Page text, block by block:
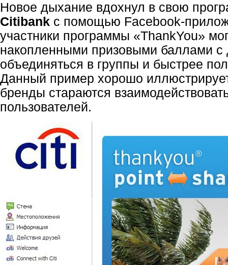
Новое дыхание вдохнул в свою
Citibank с помощью Facebook-
участники программы «ThankYou»
накопленными призовыми баллами с
объединяться в группы и быстрее
Данный пример хорошо
бренды стараются
пользователей.